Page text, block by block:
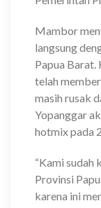
Mambor
langsung
Papua Barat.
telah
masih rusak
Yopanggar
hotmix pada
“Kami sudah
Provinsi
karena ini